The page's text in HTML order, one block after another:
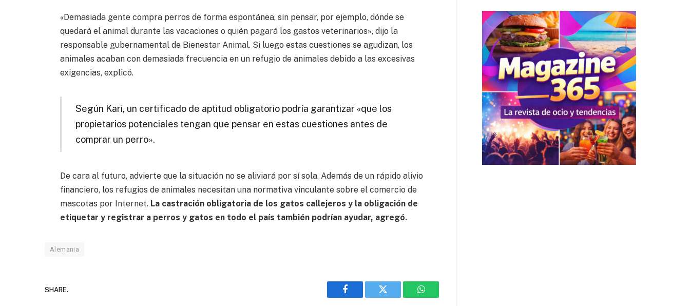
«Demasiada gente compra perros de forma espontánea, sin pensar, por ejemplo, dónde se
quedará el animal durante las vacaciones o quién pagará los gastos veterinarios», dijo la
responsable gubernamental de Bienestar Animal. Si luego estas cuestiones se agudizan, los
animales acaban con demasiada frecuencia en un refugio de animales debido a las excesivas
exigencias, explicó.
Según Kari, un certificado de aptitud obligatorio podría garantizar «que los
propietarios potenciales tengan que pensar en estas cuestiones antes de
comprar un perro».
De cara al futuro, advierte que la situación no se aliviará por sí sola. Además de un rápido alivio
financiero, los refugios de animales necesitan una normativa vinculante sobre el comercio de
mascotas por Internet. La castración obligatoria de los gatos callejeros y la obligación de
etiquetar y registrar a perros y gatos en todo el país también podrían ayudar, agregó.
Alemania
SHARE.
Facebook Twitter WhatsApp